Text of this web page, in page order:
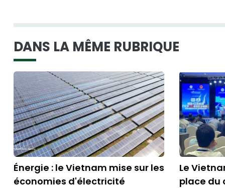
DANS LA MÊME RUBRIQUE
Énergie : le Vietnam mise sur les
économies d'électricité
Le
place du